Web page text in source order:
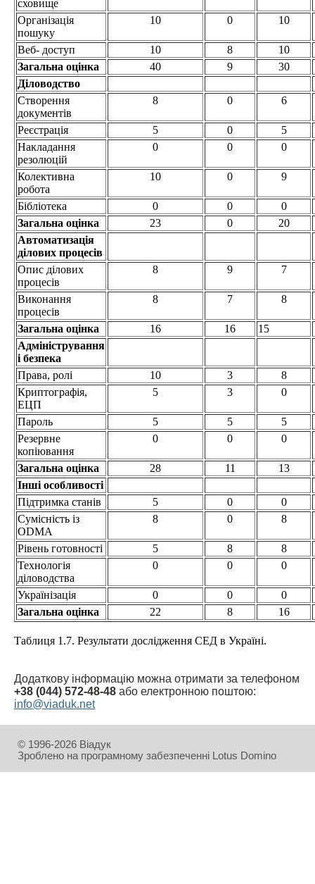
сховище
Організація
пошуку
10 0 10
Веб- доступ 10 8
10
Загальна оцінка
40 9
30
Діловодство
Створення
документів
8 0 6
Реєстрація 5 0
5
Накладання
резолюцій
0 0 0
Колективна
робота
10 0 9
Бібліотека 0 0
0
Загальна оцінка
23 0
20
Автоматизація
ділових процесів
Опис ділових
процесів
8 9 7
Виконання
процесів
8 7 8
Загальна оцінка 16 16
15
Адміністрування
і безпека
Права, ролі
10 3
8
Криптографія,
ЕЦП
5 3 0
Пароль 5 5
5
Резервне
копіювання
0 0 0
Загальна оцінка 28 11
13
Інші особливості
Підтримка станів
5 0
0
Сумісність із
ODMA
8 0 8
Рівень готовності 5 8
8
Технологія
діловодства
0 0 0
Українізація 0 0
0
Загальна оцінка
22 8 16
Таблиця 1.7. Результати дослідження СЕД в Україні.
Додаткову інформацію можна отримати за телефоном
+38 (044) 572-48-48 або електронною поштою:
info@viaduk.net
© 1996-2026 Віадук
Зроблено на програмному забезпеченні Lotus Domino